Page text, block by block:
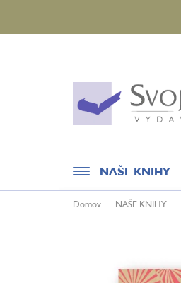
obsah
NAŠE KNIHY
Domov NAŠE KNIHY